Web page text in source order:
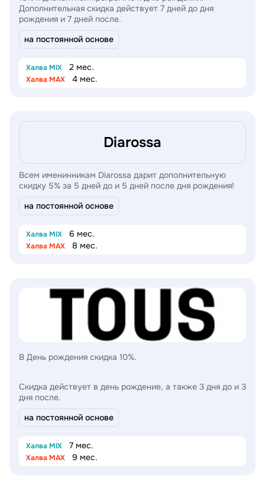
Дополнительная скидка действует 7 дней до дня
рождения и 7 дней после.
на постоянной основе
Халва MIX 2 мес.
Халва MAX 4 мес.
Diarossa
Всем именинникам Diarossa дарит дополнительную
скидку 5% за 5 дней до и 5 дней после дня рождения!
на постоянной основе
Халва MIX 6 мес.
Халва MAX 8 мес.
В День рождения скидка 10%.
Скидка действует в день рождение, а также 3 дня до и 3
дня после.
на постоянной основе
Халва MIX 7 мес.
Халва MAX 9 мес.